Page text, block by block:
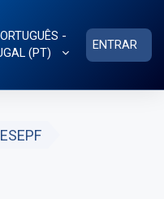
-
‎(PT)‎
ENTRAR